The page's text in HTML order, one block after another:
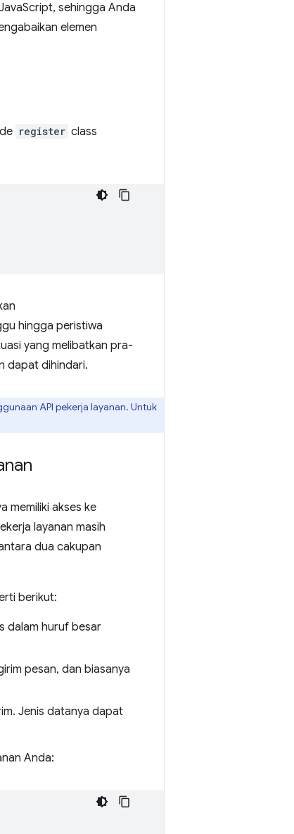
sehingga Anda
elemen
register class
hingga peristiwa
yang melibatkan pra-
dapat dihindari.
API pekerja layanan. Untuk
memiliki akses ke
layanan masih
dua cakupan
berikut:
dalam huruf besar
pesan, dan biasanya
Jenis datanya dapat
Anda: